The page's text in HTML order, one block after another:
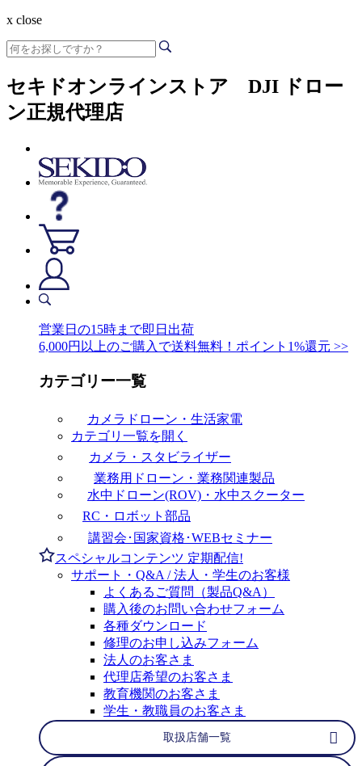
x close
セキドオンラインストア DJI ドロー
ン正規代理店
営業日の15時まで即日出荷
6,000円以上のご購入で送料無料！ポイント1%還元 >>
カテゴリー一覧
カメラドローン・生活家電
カテゴリ一覧を開く
カメラ・スタビライザー
業務用ドローン・業務関連製品
水中ドローン(ROV)・水中スクーター
RC・ロボット部品
講習会･国家資格･WEBセミナー
スペシャルコンテンツ 定期配信!
サポート・Q&A / 法人・学生のお客様
よくあるご質問（製品Q&A）
購入後のお問い合わせフォーム
各種ダウンロード
修理のお申し込みフォーム
法人のお客さま
代理店希望のお客さま
教育機関のお客さま
学生・教職員のお客さま
取扱店舗一覧